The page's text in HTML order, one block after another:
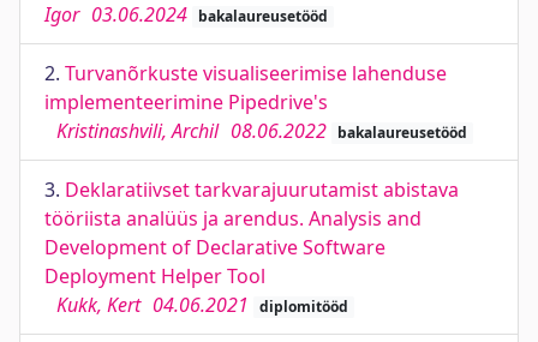
Igor 03.06.2024 bakalaureusetööd
2. Turvanõrkuste visualiseerimise lahenduse
implementeerimine Pipedrive's
Kristinashvili, Archil 08.06.2022 bakalaureusetööd
3. Deklaratiivset tarkvarajuurutamist abistava
tööriista analüüs ja arendus. Analysis and
Development of Declarative Software
Deployment Helper Tool
Kukk, Kert 04.06.2021 diplomitööd